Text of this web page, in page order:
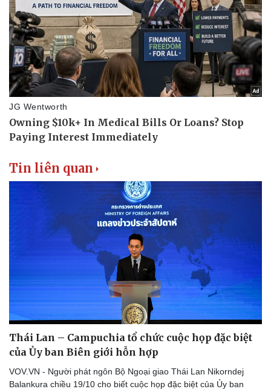
Thể thao
Ô tô - Xe máy
Tin liên quan
Thái Lan – Campuchia tổ chức cuộc họp đặc biệt
của Ủy ban Biên giới hỗn hợp
VOV.VN - Người phát ngôn Bộ Ngoại giao Thái Lan Nikorndej
Balankura chiều 19/10 cho biết cuộc họp đặc biệt của Ủy ban